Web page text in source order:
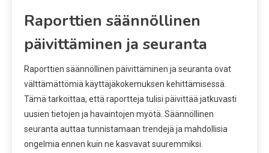
Raporttien säännöllinen
päivittäminen ja seuranta
Raporttien säännöllinen päivittäminen ja seuranta ovat
välttämättömiä käyttäjäkokemuksen kehittämisessä.
Tämä tarkoittaa, että raportteja tulisi päivittää jatkuvasti
uusien tietojen ja havaintojen myötä. Säännöllinen
seuranta auttaa tunnistamaan trendejä ja mahdollisia
ongelmia ennen kuin ne kasvavat suuremmiksi.